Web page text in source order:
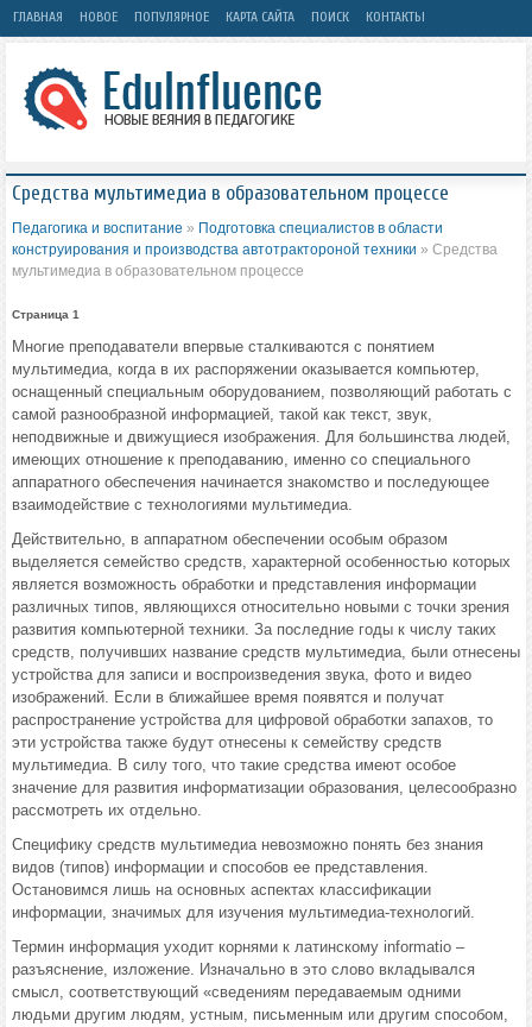
ГЛАВНАЯ НОВОЕ ПОПУЛЯРНОЕ КАРТА САЙТА ПОИСК КОНТАКТЫ
Средства мультимедиа в образовательном процессе
Педагогика и воспитание » Подготовка специалистов в области
конструирования и производства автотрактороной техники » Средства
мультимедиа в образовательном процессе
Страница 1
Многие преподаватели впервые сталкиваются с понятием
мультимедиа, когда в их распоряжении оказывается компьютер,
оснащенный специальным оборудованием, позволяющий работать с
самой разнообразной информацией, такой как текст, звук,
неподвижные и движущиеся изображения. Для большинства людей,
имеющих отношение к преподаванию, именно со специального
аппаратного обеспечения начинается знакомство и последующее
взаимодействие с технологиями мультимедиа.
Действительно, в аппаратном обеспечении особым образом
выделяется семейство средств, характерной особенностью которых
является возможность обработки и представления информации
различных типов, являющихся относительно новыми с точки зрения
развития компьютерной техники. За последние годы к числу таких
средств, получивших название средств мультимедиа, были отнесены
устройства для записи и воспроизведения звука, фото и видео
изображений. Если в ближайшее время появятся и получат
распространение устройства для цифровой обработки запахов, то
эти устройства также будут отнесены к семейству средств
мультимедиа. В силу того, что такие средства имеют особое
значение для развития информатизации образования, целесообразно
рассмотреть их отдельно.
Специфику средств мультимедиа невозможно понять без знания
видов (типов) информации и способов ее представления.
Остановимся лишь на основных аспектах классификации
информации, значимых для изучения мультимедиа-технологий.
Термин информация уходит корнями к латинскому informatio –
разъяснение, изложение. Изначально в это слово вкладывался
смысл, соответствующий «сведениям передаваемым одними
людьми другим людям, устным, письменным или другим способом,